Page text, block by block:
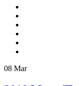
08 Mar